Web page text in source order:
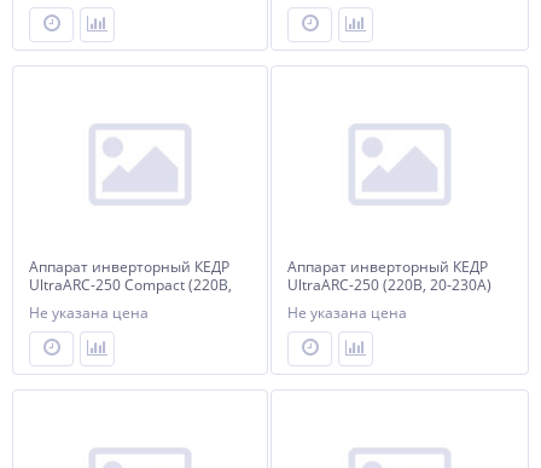
Аппарат инверторный КЕДР
UltraARC-250 Compact (220В,
10-250А)
Не указана цена
Аппарат инверторный КЕДР
UltraARC-250 (220В, 20-230А)
Не указана цена